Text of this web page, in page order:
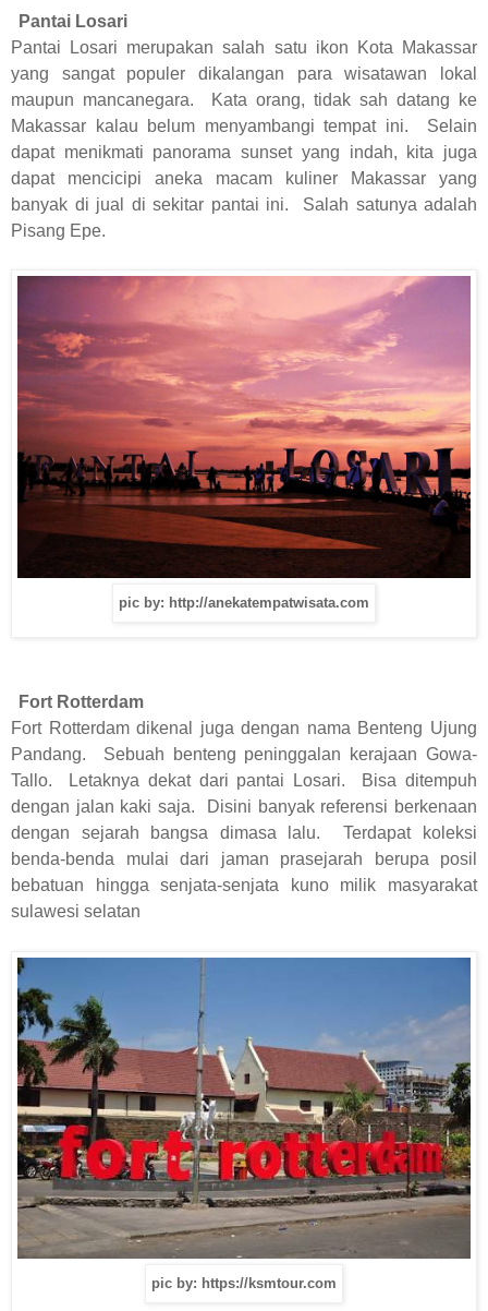
Pantai Losari
Pantai Losari merupakan salah satu ikon Kota Makassar
yang sangat populer dikalangan para wisatawan lokal
maupun mancanegara. Kata orang, tidak sah datang ke
Makassar kalau belum menyambangi tempat ini. Selain
dapat menikmati panorama sunset yang indah, kita juga
dapat mencicipi aneka macam kuliner Makassar yang
banyak di jual di sekitar pantai ini. Salah satunya adalah
Pisang Epe.
pic by: http://anekatempatwisata.com
Fort Rotterdam
Fort Rotterdam dikenal juga dengan nama Benteng Ujung
Pandang. Sebuah benteng peninggalan kerajaan Gowa-
Tallo. Letaknya dekat dari pantai Losari. Bisa ditempuh
dengan jalan kaki saja. Disini banyak referensi berkenaan
dengan sejarah bangsa dimasa lalu. Terdapat koleksi
benda-benda mulai dari jaman prasejarah berupa posil
bebatuan hingga senjata-senjata kuno milik masyarakat
sulawesi selatan
pic by: https://ksmtour.com